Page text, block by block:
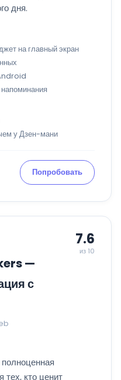
дня.
на главный экран
у Дзен-мани
Попробовать
—
с
7.6
из 10
тех, кто ценит